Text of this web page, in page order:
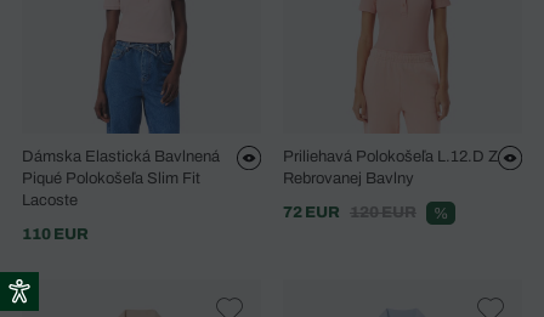
Dámska Elastická Bavlnená
Piqué Polokošeľa Slim Fit
Lacoste
110 EUR
Priliehavá Polokošeľa L.12.D Z
Rebrovanej Bavlny
72 EUR
120 EUR %